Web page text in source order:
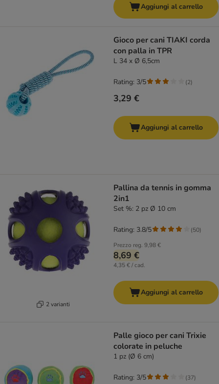
Aggiungi al carrello
Gioco per cani TIAKI corda
con palla in TPR
L 34 x Ø 6,5cm
3,29 €
Rating: 3/5 (2)
Aggiungi al carrello
2 varianti
Pallina da tennis in gomma
2in1
Set %: 2 pz Ø 10 cm
Prezzo reg. 9,98 €
8,69 €
4,35 € / cad.
Rating: 3.8/5 (50)
Aggiungi al carrello
Palle gioco per cani Trixie
colorate in peluche
1 pz (Ø 6 cm)
Rating: 3/5 (37)